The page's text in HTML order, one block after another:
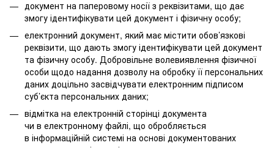
документ на паперовому носії з реквізитами, що дає
змогу ідентифікувати цей документ і фізичну особу;
електронний документ, який має містити обов’язкові
реквізити, що дають змогу ідентифікувати цей документ
та фізичну особу. Добровільне волевиявлення фізичної
особи щодо надання дозволу на обробку її персональних
даних доцільно засвідчувати електронним підписом
суб’єкта персональних даних;
відмітка на електронній сторінці документа
чи в електронному файлі, що обробляється
в інформаційній системі на основі документованих